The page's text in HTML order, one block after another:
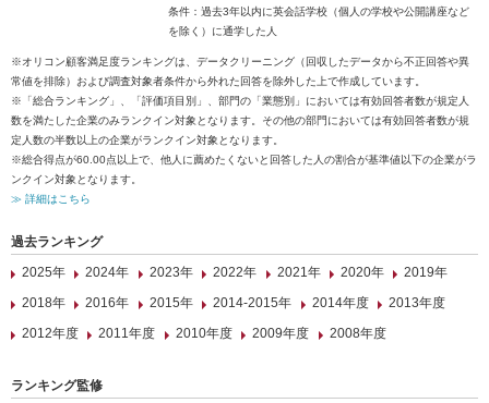
条件：過去3年以内に英会話学校（個人の学校や公開講座など
を除く）に通学した人
※オリコン顧客満足度ランキングは、データクリーニング（回収したデータから不正回答や異
常値を排除）および調査対象者条件から外れた回答を除外した上で作成しています。
※「総合ランキング」、「評価項目別」、部門の「業態別」においては有効回答者数が規定人
数を満たした企業のみランクイン対象となります。その他の部門においては有効回答者数が規
定人数の半数以上の企業がランクイン対象となります。
※総合得点が60.00点以上で、他人に薦めたくないと回答した人の割合が基準値以下の企業がラ
ンクイン対象となります。
≫ 詳細はこちら
過去ランキング
2025年
2024年 2023年 2022年 2021年 2020年
2019年
2018年
2016年 2015年 2014-2015年 2014年度
2013年度
2012年度
2011年度 2010年度 2009年度 2008年度
ランキング監修